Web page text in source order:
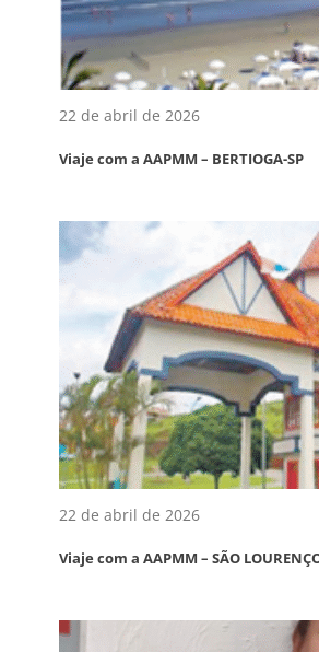
22 de abril de 2026
Viaje com a AAPMM – BERTIOGA-SP
22 de abril de 2026
Viaje com a AAPMM – SÃO